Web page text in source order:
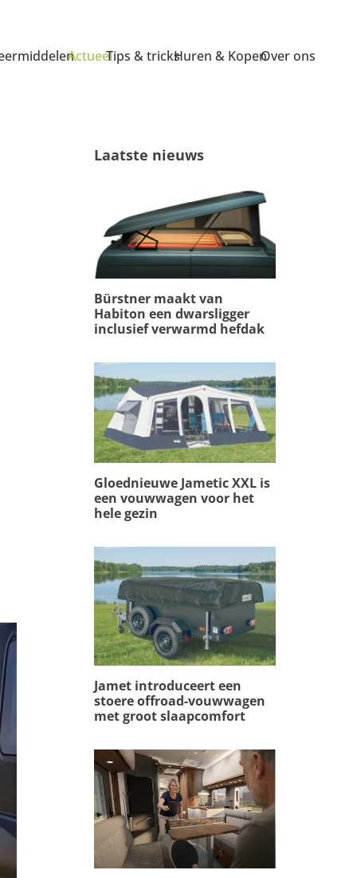
ActueelTips & tricksHuren & KopenOver ons
Laatste nieuws
Bürstner maakt van
Habiton een dwarsligger
inclusief verwarmd hefdak
Gloednieuwe Jametic XXL is
een vouwwagen voor het
hele gezin
Jamet introduceert een
stoere offroad-vouwwagen
met groot slaapcomfort